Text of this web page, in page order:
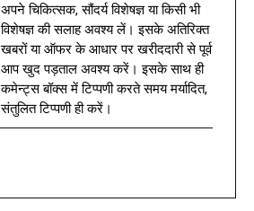
अपने चिकित्सक, सौंदर्य विशेषज्ञ या किसी भी
विशेषज्ञ की सलाह अवश्य लें। इसके अतिरिक्त
खबरों या ऑफर के आधार पर खरीददारी से पूर्व
आप खुद पड़ताल अवश्य करें। इसके साथ ही
कमेन्ट्स बॉक्स में टिप्पणी करते समय मर्यादित,
संतुलित टिप्पणी ही करें।